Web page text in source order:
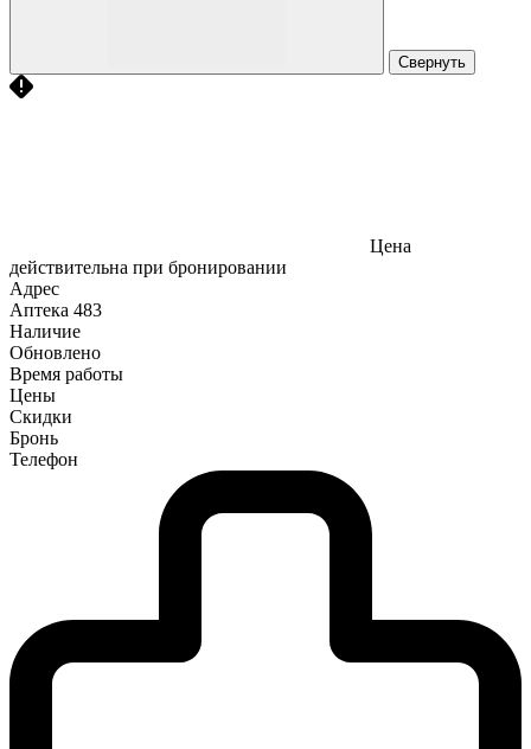
Свернуть
Цена
действительна при бронировании
Адрес
Аптека 483
Наличие
Обновлено
Время работы
Цены
Скидки
Бронь
Телефон